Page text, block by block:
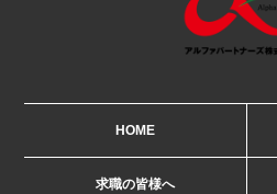
HOME
求職の皆様へ